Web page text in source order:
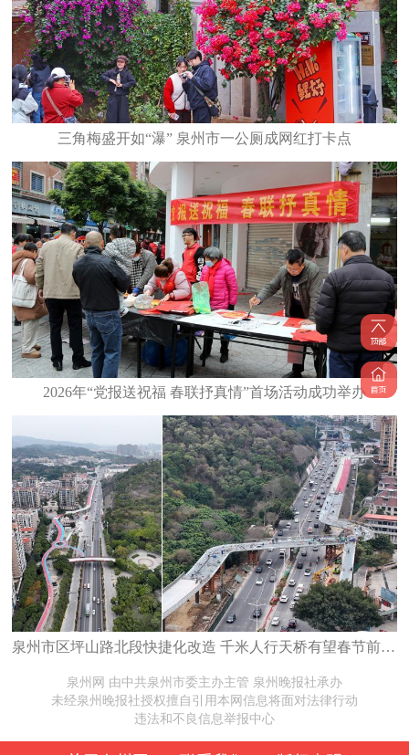
三角梅盛开如“瀑” 泉州市一公厕成网红打卡点
2026年“党报送祝福 春联抒真情”首场活动成功举办
泉州市区坪山路北段快捷化改造 千米人行天桥有望春节前开放
泉州网 由中共泉州市委主办主管 泉州晚报社承办
未经泉州晚报社授权擅自引用本网信息将面对法律行动
违法和不良信息举报中心